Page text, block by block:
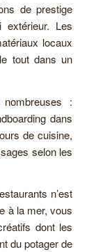
de prestige
Les
locaux
tout dans un
:
dans
de cuisine,
selon les
n’est
à la mer, vous
dont les
du potager de